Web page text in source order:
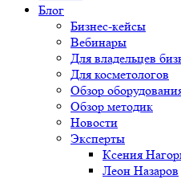
Блог
Бизнес-кейсы
Вебинары
Для владельцев
Для косметологов
Обзор
Обзор методик
Новости
Эксперты
Ксения
Леон Назаров